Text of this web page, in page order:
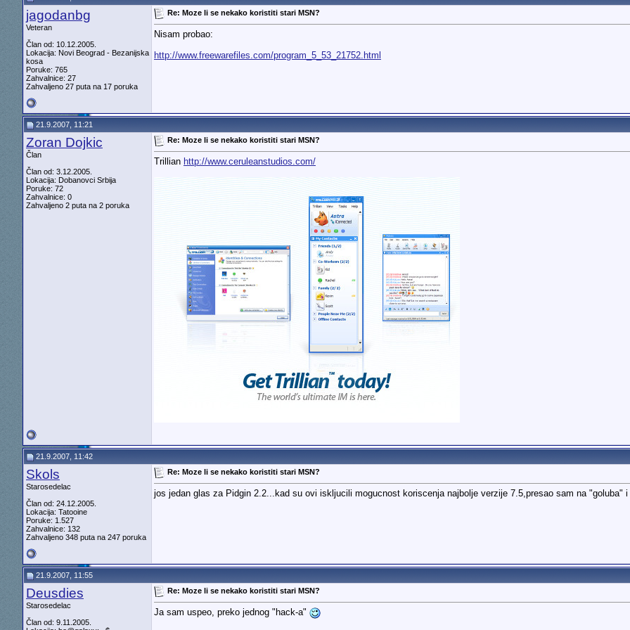
jagodanbg
Veteran
Član od: 10.12.2005.
Lokacija: Novi Beograd - Bezanijska
kosa
Poruke: 765
Zahvalnice: 27
Zahvaljeno 27 puta na 17 poruka
Re: Moze li se nekako koristiti stari MSN?
Nisam probao:
http://www.freewarefiles.com/program_5_53_21752.html
21.9.2007, 11:21
Zoran Dojkic
Član
Član od: 3.12.2005.
Lokacija: Dobanovci Srbija
Poruke: 72
Zahvalnice: 0
Zahvaljeno 2 puta na 2 poruka
Re: Moze li se nekako koristiti stari MSN?
Trillian http://www.ceruleanstudios.com/
21.9.2007, 11:42
Skols
Starosedelac
Član od: 24.12.2005.
Lokacija: Tatooine
Poruke: 1.527
Zahvalnice: 132
Zahvaljeno 348 puta na 247 poruka
Re: Moze li se nekako koristiti stari MSN?
jos jedan glas za Pidgin 2.2...kad su ovi iskljucili mogucnost koriscenja najbolje verzije 7.5,presao sam na
21.9.2007, 11:55
Deusdies
Starosedelac
Član od: 9.11.2005.
Re: Moze li se nekako koristiti stari MSN?
Ja sam uspeo, preko jednog "hack-a"